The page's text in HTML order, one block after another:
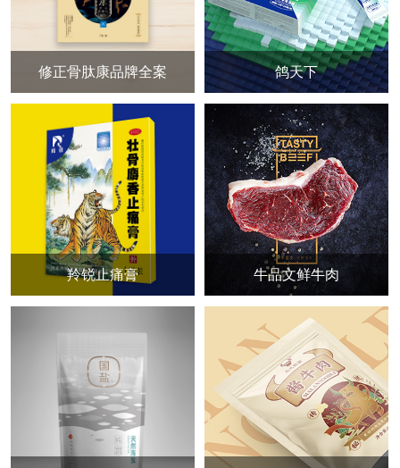
修正骨肽康品牌全案 鸽天下
羚锐止痛膏 牛品文鲜牛肉